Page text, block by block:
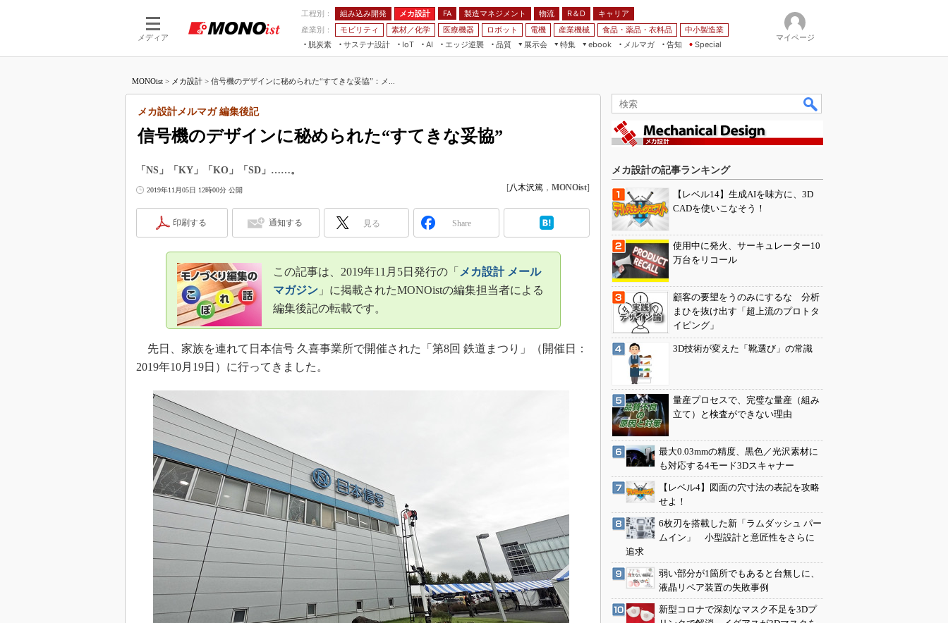
メディア
工程別： 組み込み開発 メカ設計 FA 製造マネジメント 物流 R＆D
キャリア
産業別：
モビリティ 素材／化学 医療機器 ロボット 電機 産業機械 食品・薬品・衣料品
中小製造業
脱炭素
サステナ設計
IoT
つながる工場
AI
AI×設備保全
エッジ逆襲 品質
展示会
JIMTOF
IIFES
EdgeTech+
日本ものづくりワールド
産業オープンネット展
特集
フィールドサービス
車載ソフト開発
ISO26262
無償設計ツール
デジタルツインとCAE
グローバル設計・開発
制御セキュリティ
新型コロナへの対応
ebook
FA
モビリティ
メルマガ
告知 Special
マイページ
MONOist > メカ設計 > 信号機のデザインに秘められた“すてきな妥協”：メ...
信号機のデザインに秘められた“すてきな妥協”
メカ設計メルマガ 編集後記
「NS」「KY」「KO」「SD」……。
2019年11月05日 12時00分 公開 [八木沢篤 ， MONOist]
印刷する 通知する 見る Share
この記事は、2019年11月5日発行の「 メカ設計 メール
マガジン」に掲載されたMONOistの編集担当者による
編集後記の転載です。
先日、家族を連れて日本信号 久喜事業所で開催された「第8回 鉄道まつり」（開催日：
2019年10月19日）に行ってきました。
メカ設計の記事ランキング
【レベル14】生成AIを味方に、3D
CADを使いこなそう！
使用中に発火、サーキュレーター10
万台をリコール
顧客の要望をうのみにするな 分析
まひを抜け出す「超上流のプロトタ
イピング」
3D技術が変えた「靴選び」の常識
量産プロセスで、完璧な量産（組み
立て）と検査ができない理由
最大0.03mmの精度、黒色／光沢素材に
も対応する4モード3Dスキャナー
【レベル4】図面の穴寸法の表記を攻略
せよ！
6枚刃を搭載した新「ラムダッシュ パー
ムイン」 小型設計と意匠性をさらに
追求
弱い部分が1箇所でもあると台無しに、
液晶リペア装置の失敗事例
新型コロナで深刻なマスク不足を3Dプ